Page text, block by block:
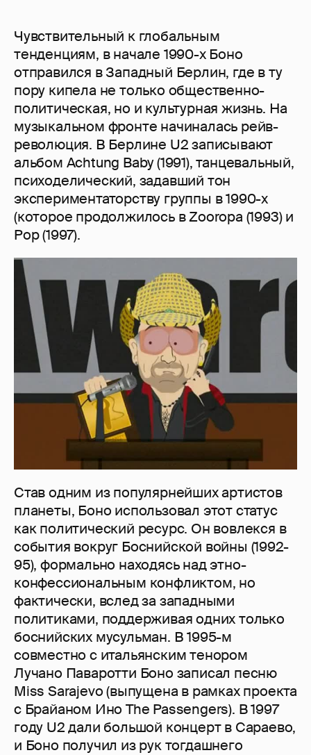
Чувствительный к глобальным
тенденциям, в начале 1990-х Боно
отправился в Западный Берлин, где в ту
пору кипела не только общественно-
политическая, но и культурная жизнь. На
музыкальном фронте начиналась рейв-
революция. В Берлине U2 записывают
альбом Achtung Baby (1991), танцевальный,
психоделический, задавший тон
экспериментаторству группы в 1990-х
(которое продолжилось в Zooropa (1993) и
Pop (1997).
Став одним из популярнейших артистов
планеты, Боно использовал этот статус
как политический ресурс. Он вовлекся в
события вокруг Боснийской войны (1992-
95), формально находясь над этно-
конфессиональным конфликтом, но
фактически, вслед за западными
политиками, поддерживая одних только
боснийских мусульман. В 1995-м
совместно с итальянским тенором
Лучано Паваротти Боно записал песню
Miss Sarajevo (выпущена в рамках проекта
с Брайаном Ино The Passengers). B 1997
году U2 дали большой концерт в Сараево,
и Боно получил из рук тогдашнего